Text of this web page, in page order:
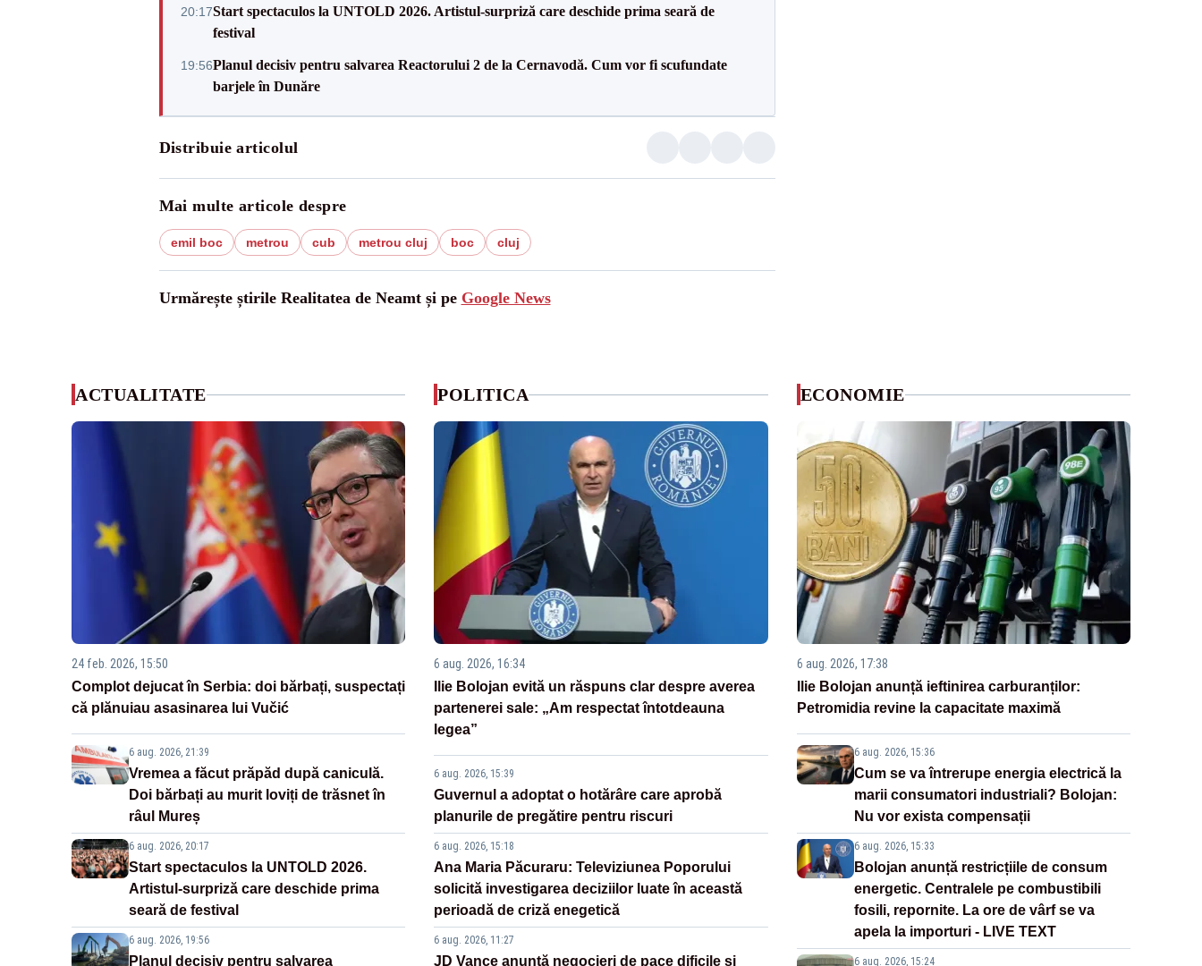
20:17Start spectaculos la UNTOLD 2026. Artistul-surpriză care deschide prima seară de
festival
19:56Planul decisiv pentru salvarea Reactorului 2 de la Cernavodă. Cum vor fi scufundate
barjele în Dunăre
Distribuie articolul
Mai multe articole despre
emil boc metrou cub metrou cluj boc cluj
Urmărește știrile Realitatea de Neamt și pe Google News
ACTUALITATE
24 feb. 2026, 15:50
Complot dejucat în Serbia: doi bărbați, suspectați
că plănuiau asasinarea lui Vučić
6 aug. 2026, 21:39
Vremea a făcut prăpăd după caniculă.
Doi bărbați au murit loviți de trăsnet în
râul Mureș
6 aug. 2026, 20:17
Start spectaculos la UNTOLD 2026.
Artistul-surpriză care deschide prima
seară de festival
6 aug. 2026, 19:56
Planul decisiv pentru salvarea
POLITICA
6 aug. 2026, 16:34
Ilie Bolojan evită un răspuns clar despre averea
partenerei sale: „Am respectat întotdeauna
legea”
6 aug. 2026, 15:39
Guvernul a adoptat o hotărâre care aprobă
planurile de pregătire pentru riscuri
6 aug. 2026, 15:18
Ana Maria Păcuraru: Televiziunea Poporului
solicită investigarea deciziilor luate în această
perioadă de criză enegetică
6 aug. 2026, 11:27
JD Vance anunță negocieri de pace dificile și
ECONOMIE
6 aug. 2026, 17:38
Ilie Bolojan anunță ieftinirea carburanților:
Petromidia revine la capacitate maximă
6 aug. 2026, 15:36
Cum se va întrerupe energia electrică la
marii consumatori industriali? Bolojan:
Nu vor exista compensații
6 aug. 2026, 15:33
Bolojan anunță restricțiile de consum
energetic. Centralele pe combustibili
fosili, repornite. La ore de vârf se va
apela la importuri - LIVE TEXT
6 aug. 2026, 15:24